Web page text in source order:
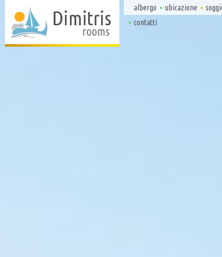
albergo ubicazione
contatti